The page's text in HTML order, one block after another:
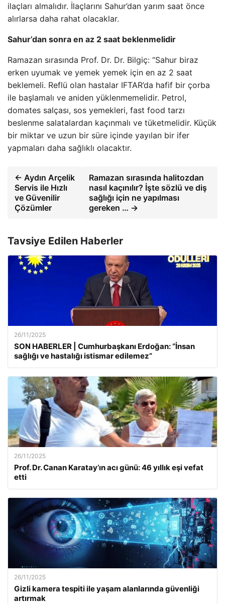
ilaçları almalıdır. İlaçlarını Sahur’dan yarım saat önce
alırlarsa daha rahat olacaklar.
Sahur’dan sonra en az 2 saat beklenmelidir
Ramazan sırasında Prof. Dr. Dr. Bilgiç: “Sahur biraz
erken uyumak ve yemek yemek için en az 2 saat
beklemeli. Reflü olan hastalar IFTAR’da hafif bir çorba
ile başlamalı ve aniden yüklenmemelidir. Petrol,
domates salçası, sos yemekleri, fast food tarzı
beslenme salatalardan kaçınmalı ve tüketmelidir. Küçük
bir miktar ve uzun bir süre içinde yayılan bir ifer
yapmaları daha sağlıklı olacaktır.
← Aydın Arçelik
Servis ile Hızlı
ve Güvenilir
Çözümler
Ramazan sırasında halitozdan
nasıl kaçınılır? İşte sözlü ve diş
sağlığı için ne yapılması
gereken … →
Tavsiye Edilen Haberler
26/11/2025
SON HABERLER | Cumhurbaşkanı Erdoğan: “İnsan
sağlığı ve hastalığı istismar edilemez”
26/11/2025
Prof. Dr. Canan Karatay’ın acı günü: 46 yıllık eşi vefat
etti
26/11/2025
Gizli kamera tespiti ile yaşam alanlarında güvenliği
artırmak